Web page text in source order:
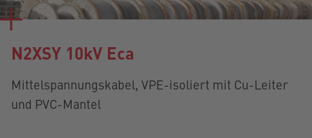
N2XSY 10kV Eca
Mittelspannungskabel, VPE-isoliert mit Cu-Leiter
und PVC-Mantel